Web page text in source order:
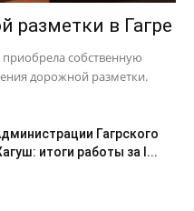
разметки в Гагре
собственную
дорожной разметки.
Гагрского
итоги работы за I...